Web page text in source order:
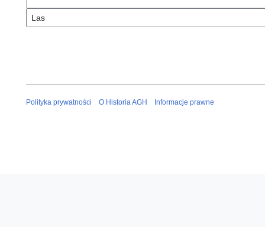
Polityka prywatności O Historia AGH Informacje prawne